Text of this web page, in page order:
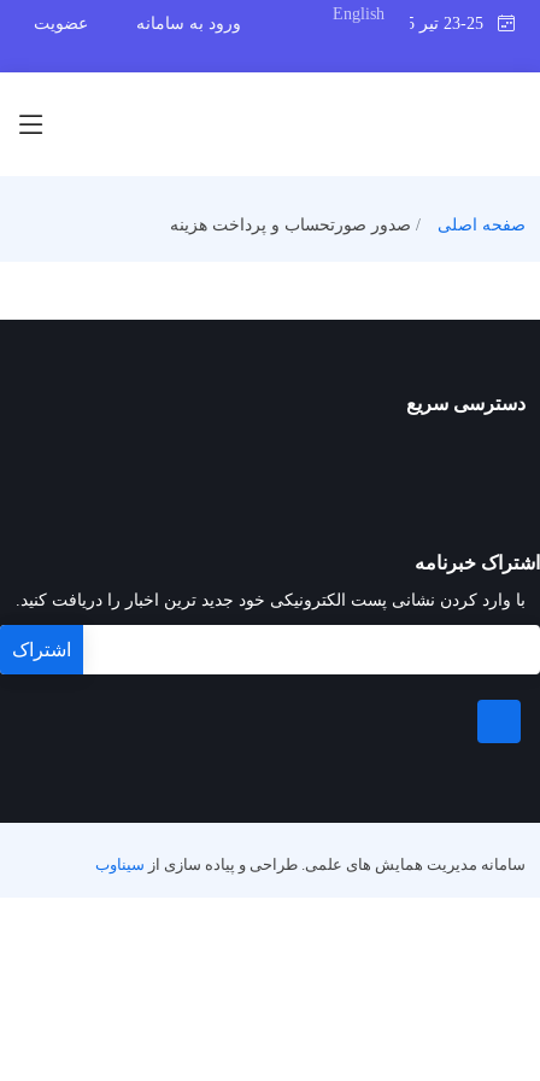
English
ورود به سامانه عضویت
صفحه اصلی صدور صورتحساب و پرداخت هزینه
دسترسی سریع
اشتراک خبرنامه
با وارد کردن نشانی پست الکترونیکی خود جدید ترین اخبار را دریافت کنید.
سامانه مدیریت همایش های علمی. طراحی و پیاده سازی از سیناوب